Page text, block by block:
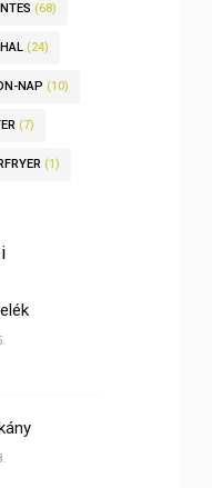
(68)
HAL (24)
NAP (10)
(7)
(1)